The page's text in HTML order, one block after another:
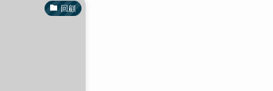
回顧